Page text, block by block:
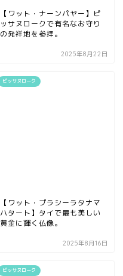
【ワット・ナーンパヤー】ピ
ッサヌロークで有名なお守り
の発祥地を参拝。
2025年8月22日
ピッサヌローク
【ワット・プラシーラタナマ
ハタート】タイで最も美しい
黄金に輝く仏像。
2025年8月16日
ピッサヌローク